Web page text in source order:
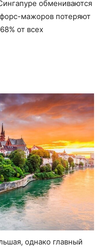
обмениваются
форс-мажоров потеряют
от всех
однако главный